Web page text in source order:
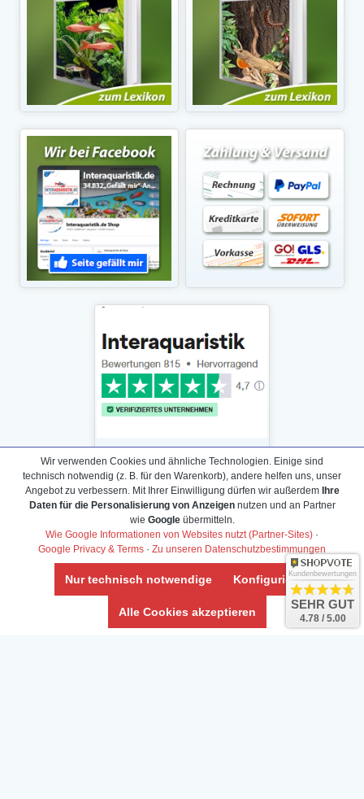
Daten­schutz­erklärung
Widerrufs­recht /Widerrufs­formular
AGB & Info
Impressum
Umwelt und Entsorgung
Vertrag widerrufen
Wir verwenden Cookies und ähnliche Technologien. Einige sind
technisch notwendig (z. B. für den Warenkorb), andere helfen uns, unser
Angebot zu verbessern. Mit Ihrer Einwilligung dürfen wir außerdem Ihre
Daten für die Personalisierung von Anzeigennutzen und an Partner
wie Googleübermitteln.
Wie Google Informationen von Websites nutzt (Partner-Sites) ·
Google Privacy & Terms · Zu unseren Datenschutzbestimmungen
Nur technisch notwendige Konfigurieren
Alle Cookies akzeptieren
Kundenbewertungen
SEHR GUT
4.78 / 5.00